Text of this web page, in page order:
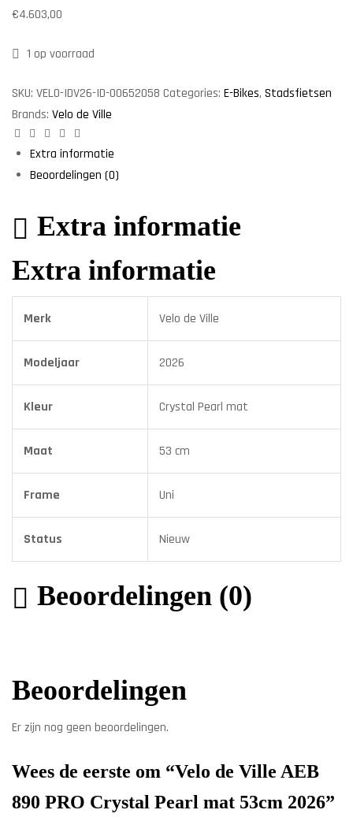
€4.603,00
1 op voorraad
SKU: VELO-IDV26-ID-00652058 Categories: E-Bikes, Stadsfietsen
Brands: Velo de Ville
Facebook
TwitterLinkedinGoogle+
Extra informatie
Beoordelingen (0)
Extra informatie
Extra informatie
Merk Velo de Ville
Modeljaar 2026
Kleur Crystal Pearl mat
Maat 53 cm
Frame Uni
Status Nieuw
Beoordelingen (0)
Beoordelingen
Er zijn nog geen beoordelingen.
Wees de eerste om “Velo de Ville AEB
890 PRO Crystal Pearl mat 53cm 2026”